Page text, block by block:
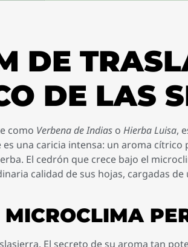
DE
DE LAS
como Verbena de Indias o Hierba Luisa,
una caricia intensa: un aroma
El cedrón que crece bajo el
calidad de sus hojas, cargadas de
El secreto de su aroma tan